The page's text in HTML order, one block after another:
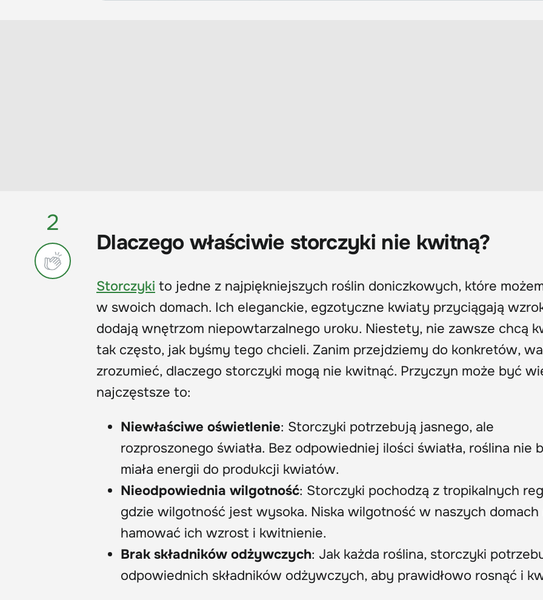
2
Dlaczego właściwie storczyki nie kwitną?
Storczyki to jedne z najpiękniejszych roślin doniczkowych, które
w swoich domach. Ich eleganckie, egzotyczne kwiaty przyciągają
dodają wnętrzom niepowtarzalnego uroku. Niestety, nie zawsze chcą
tak często, jak byśmy tego chcieli. Zanim przejdziemy do konkretów,
zrozumieć, dlaczego storczyki mogą nie kwitnąć. Przyczyn może być
najczęstsze to:
Niewłaściwe oświetlenie: Storczyki potrzebują jasnego, ale
rozproszonego światła. Bez odpowiedniej ilości światła, roślina nie
miała energii do produkcji kwiatów.
Nieodpowiednia wilgotność: Storczyki pochodzą z tropikalnych
gdzie wilgotność jest wysoka. Niska wilgotność w naszych domach
hamować ich wzrost i kwitnienie.
Brak składników odżywczych: Jak każda roślina, storczyki
odpowiednich składników odżywczych, aby prawidłowo rosnąć i